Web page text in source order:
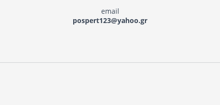
email
pospert123@yahoo.gr